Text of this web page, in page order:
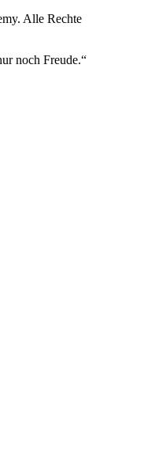
Alle Rechte
noch Freude.“